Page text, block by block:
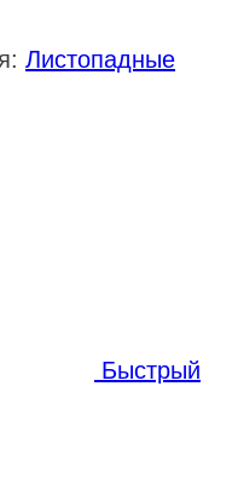
Листопадные
Быстрый